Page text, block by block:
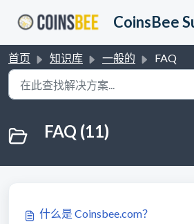
CoinsBee
首页 知识库 一般的 FAQ
FAQ (11)
什么是 Coinsbee.com？